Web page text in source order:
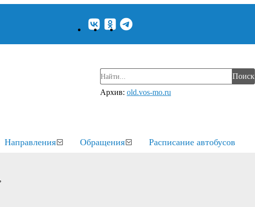
Поиск
Архив: old.vos-mo.ru
Направления Обращения Расписание автобусов